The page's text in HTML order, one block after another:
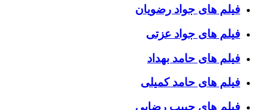
فیلم های جواد رضویان
فیلم های جواد عزتی
فیلم های حامد بهداد
فیلم های حامد کمیلی
فیلم های حبیب رضایی